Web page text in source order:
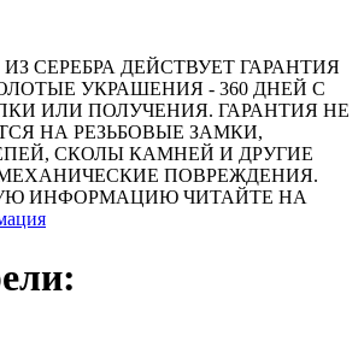
СЕРЕБРА ДЕЙСТВУЕТ ГАРАНТИЯ
УКРАШЕНИЯ - 360 ДНЕЙ С
ИЛИ ПОЛУЧЕНИЯ. ГАРАНТИЯ НЕ
НА РЕЗЬБОВЫЕ ЗАМКИ,
СКОЛЫ КАМНЕЙ И ДРУГИЕ
ПОВРЕЖДЕНИЯ.
ИНФОРМАЦИЮ ЧИТАЙТЕ НА